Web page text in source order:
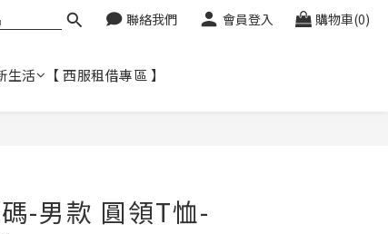
聯絡我們 會員登入 購物車(0)
生活 【 西服租借專區 】
-男款 圓領T恤-